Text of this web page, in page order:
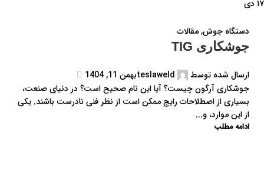
۱۷ دی
دستگاه جوش,مقالات
جوشکاری TIG
ارسال شده توسط teslaweldبهمن 11, 1404
جوشکاری آرگون چیست؟ آیا این نام صحیح است؟ در دنیای صنعت،
بسیاری از اصطلاحات رایج ممکن است از نظر فنی نادرست باشند. یکی
از این موارد، و...
ادامه مطلب